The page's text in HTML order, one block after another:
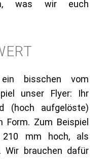
was wir euch
bisschen vom
unser Flyer: Ihr
(hoch aufgelöste)
Form. Zum Beispiel
mm hoch, als
Wir brauchen dafür